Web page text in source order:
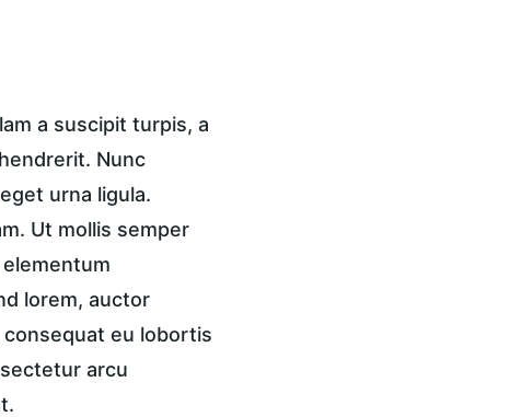
a suscipit turpis, a
Nunc
urna ligula.
Ut mollis semper
lorem, auctor
eu lobortis
arcu